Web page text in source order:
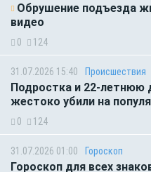
Обрушение подъезда
видео
0 124
31.07.2026 15:40 Происшествия
Подростка и 22-летнюю
жестоко убили на
0 124
31.07.2026 01:00 Гороскоп
Гороскоп для всех